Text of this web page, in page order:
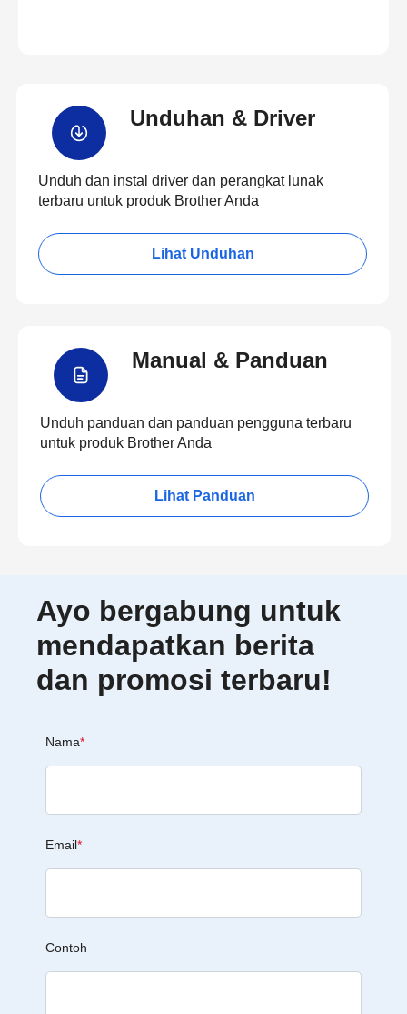
Unduhan & Driver
Unduh dan instal driver dan perangkat lunak
terbaru untuk produk Brother Anda
Lihat Unduhan
Manual & Panduan
Unduh panduan dan panduan pengguna terbaru
untuk produk Brother Anda
Lihat Panduan
Ayo bergabung untuk
mendapatkan berita
dan promosi terbaru!
Nama*
Email*
Contoh